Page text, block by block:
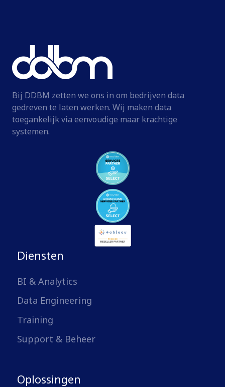
Bij DDBM zetten we ons in om bedrijven data
gedreven te laten werken. Wij maken data
toegankelijk via eenvoudige maar krachtige
systemen.
Diensten
BI & Analytics
Data Engineering
Training
Support & Beheer
Oplossingen